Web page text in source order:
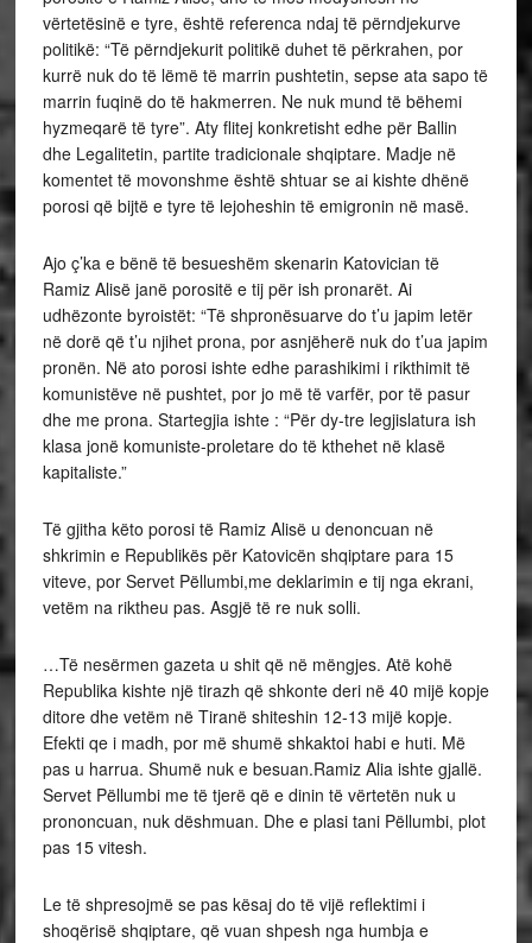
vërtetësinë e tyre, është referenca ndaj të përndjekurve
politikë: “Të përndjekurit politikë duhet të përkrahen, por
kurrë nuk do të lëmë të marrin pushtetin, sepse ata sapo të
marrin fuqinë do të hakmerren. Ne nuk mund të bëhemi
hyzmeqarë të tyre”. Aty flitej konkretisht edhe për Ballin
dhe Legalitetin, partite tradicionale shqiptare. Madje në
komentet të movonshme është shtuar se ai kishte dhënë
porosi që bijtë e tyre të lejoheshin të emigronin në masë.
Ajo ç’ka e bënë të besueshëm skenarin Katovician të
Ramiz Alisë janë porositë e tij për ish pronarët. Ai
udhëzonte byroistët: “Të shpronësuarve do t’u japim letër
në dorë që t’u njihet prona, por asnjëherë nuk do t’ua japim
pronën. Në ato porosi ishte edhe parashikimi i rikthimit të
komunistëve në pushtet, por jo më të varfër, por të pasur
dhe me prona. Startegjia ishte : “Për dy-tre legjislatura ish
klasa jonë komuniste-proletare do të kthehet në klasë
kapitaliste.”
Të gjitha këto porosi të Ramiz Alisë u denoncuan në
shkrimin e Republikës për Katovicën shqiptare para 15
viteve, por Servet Pëllumbi,me deklarimin e tij nga ekrani,
vetëm na riktheu pas. Asgjë të re nuk solli.
…Të nesërmen gazeta u shit që në mëngjes. Atë kohë
Republika kishte një tirazh që shkonte deri në 40 mijë kopje
ditore dhe vetëm në Tiranë shiteshin 12-13 mijë kopje.
Efekti qe i madh, por më shumë shkaktoi habi e huti. Më
pas u harrua. Shumë nuk e besuan.Ramiz Alia ishte gjallë.
Servet Pëllumbi me të tjerë që e dinin të vërtetën nuk u
prononcuan, nuk dëshmuan. Dhe e plasi tani Pëllumbi, plot
pas 15 vitesh.
Le të shpresojmë se pas kësaj do të vijë reflektimi i
shoqërisë shqiptare, që vuan shpesh nga humbja e